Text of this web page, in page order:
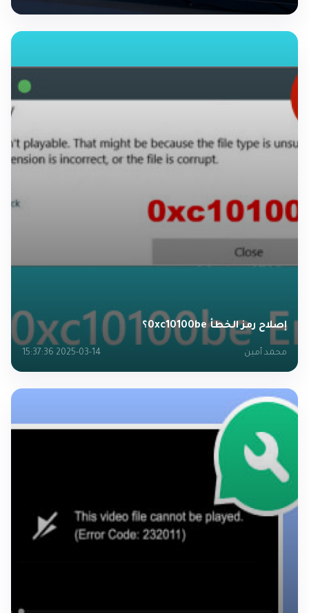
إصلاح رمز الخطأ 0xc10100be؟
محمد أمين 2025-03-14 15:37:36